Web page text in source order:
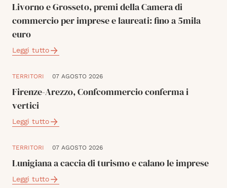
Livorno e Grosseto, premi della Camera di
commercio per imprese e laureati: fino a 5mila
euro
Leggi tutto
TERRITORI 07 AGOSTO 2026
Firenze-Arezzo, Confcommercio conferma i
vertici
Leggi tutto
TERRITORI 07 AGOSTO 2026
Lunigiana a caccia di turismo e calano le imprese
Leggi tutto